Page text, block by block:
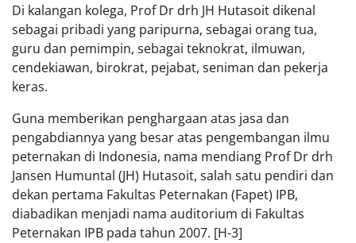
Di kalangan kolega, Prof Dr drh JH Hutasoit dikenal
sebagai pribadi yang paripurna, sebagai orang tua,
guru dan pemimpin, sebagai teknokrat, ilmuwan,
cendekiawan, birokrat, pejabat, seniman dan pekerja
keras.
Guna memberikan penghargaan atas jasa dan
pengabdiannya yang besar atas pengembangan ilmu
peternakan di Indonesia, nama mendiang Prof Dr drh
Jansen Humuntal (JH) Hutasoit, salah satu pendiri dan
dekan pertama Fakultas Peternakan (Fapet) IPB,
diabadikan menjadi nama auditorium di Fakultas
Peternakan IPB pada tahun 2007. [H-3]